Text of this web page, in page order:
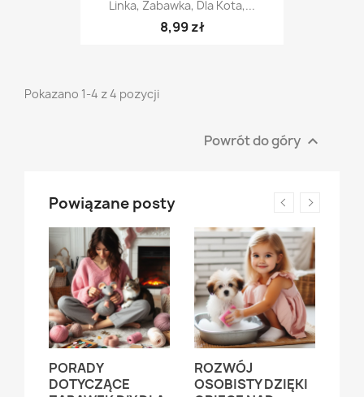
Linka, Zabawka, Dla Kota,...
8,99 zł
Pokazano 1-4 z 4 pozycji
Powrót do góry 
Powiązane posty
PORADY
DOTYCZĄCE
ROZWÓJ
OSOBISTY DZIĘKI